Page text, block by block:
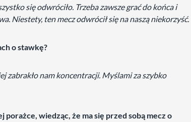
się odwróciło. Trzeba zawsze grać do końca i
Niestety, ten mecz odwrócił się na naszą niekorzyść.
o stawkę?
zabrakło nam koncentracji. Myślami za szybko
wiedząc, że ma się przed sobą mecz o